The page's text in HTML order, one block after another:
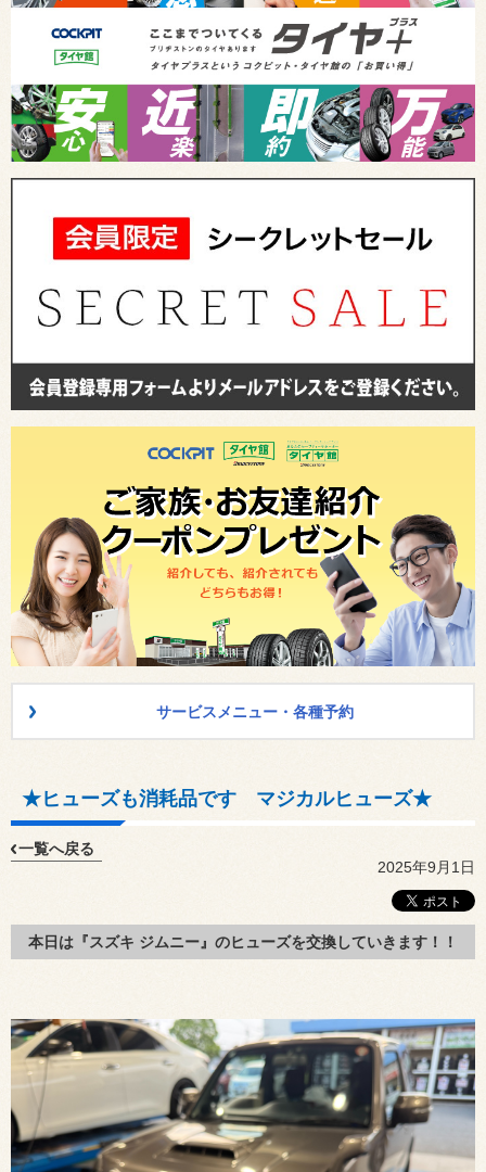
サービスメニュー・各種予約
★ヒューズも消耗品です マジカルヒューズ★
一覧へ戻る
2025年9月1日
本日は『スズキ ジムニー』のヒューズを交換していきます！！